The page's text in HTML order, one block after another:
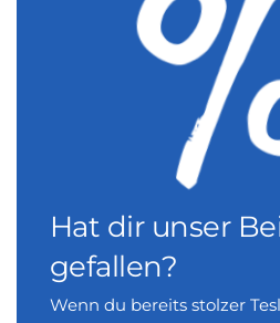
Hat dir unser
gefallen?
Wenn du bereits stolzer